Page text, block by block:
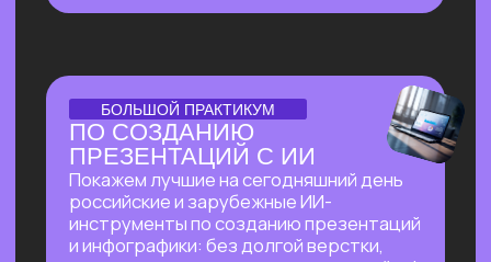
ОТКРЫТАЯ ЛЕКЦИЯ
КАК ЗАПУСТИТЬ СТАРТАП
В 2026 БЕЗ КОМАНДЫ
И БЮДЖЕТА, НАНЯВ
НА РАБОТУ ИИ?
Расскажем, как изменился подход
к запуску стартапов с ИИ, что нужно для
успеха, и поделимся успешным опытом
Зерокодера — как из идеи вырос
многомиллионный бизнес, и как нам
удавалось привлекать инвестиции
даже в самое турбулентное время